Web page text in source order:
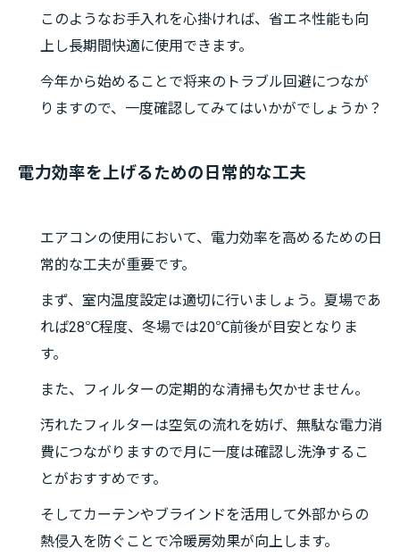
このようなお手入れを心掛ければ、省エネ性能も向
上し長期間快適に使用できます。
今年から始めることで将来のトラブル回避につなが
りますので、一度確認してみてはいかがでしょうか？
電力効率を上げるための日常的な工夫
エアコンの使用において、電力効率を高めるための日
常的な工夫が重要です。
まず、室内温度設定は適切に行いましょう。夏場であ
れば28℃程度、冬場では20℃前後が目安となりま
す。
また、フィルターの定期的な清掃も欠かせません。
汚れたフィルターは空気の流れを妨げ、無駄な電力消
費につながりますので月に一度は確認し洗浄するこ
とがおすすめです。
そしてカーテンやブラインドを活用して外部からの
熱侵入を防ぐことで冷暖房効果が向上します。